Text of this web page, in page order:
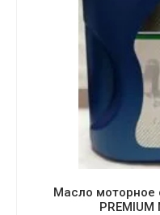
Масло моторное